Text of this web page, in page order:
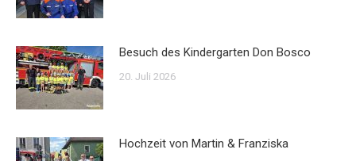
Besuch des Kindergarten Don Bosco
20. Juli 2026
Hochzeit von Martin & Franziska